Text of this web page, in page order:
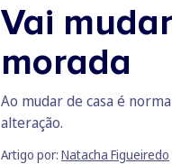
Vai
morada
Ao mudar de casa é
alteração.
Artigo por: Natacha Figueiredo